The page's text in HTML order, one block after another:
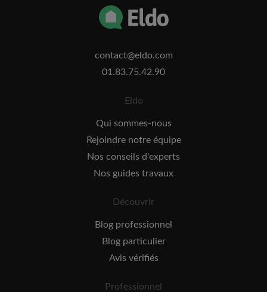
contact@eldo.com
01.83.75.42.90
Eldo
Qui sommes-nous
Rejoindre notre équipe
Nos conseils d'experts
Nos guides travaux
Découvrir
Blog professionnel
Blog particulier
Avis vérifiés
Professionnel